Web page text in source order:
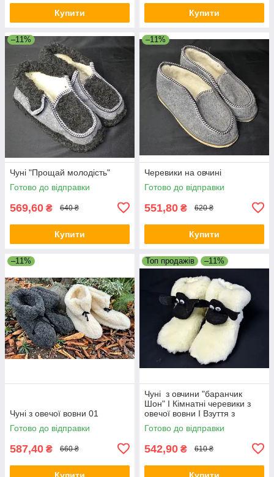
Купити Купити
–11%
Чуні "Прощай молодість"
Готово до відправки
569,60 ₴ 640 ₴
Купити
–11%
Черевики на овчині
Готово до відправки
551,80 ₴ 620 ₴
Купити
–11%
Чуні з овечої вовни 01
Готово до відправки
587,40 ₴ 660 ₴
Топ продажів –11%
Чуні з овчини "баранчик
Шон" I Кімнатні черевики з
овечої вовни I Взуття з
овчини
Готово до відправки
542,90 ₴ 610 ₴